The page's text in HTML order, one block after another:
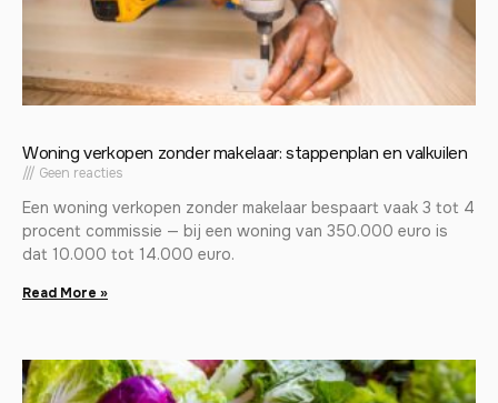
Woning verkopen zonder makelaar: stappenplan en valkuilen
Geen reacties
Een woning verkopen zonder makelaar bespaart vaak 3 tot 4
procent commissie — bij een woning van 350.000 euro is
dat 10.000 tot 14.000 euro.
Read More »